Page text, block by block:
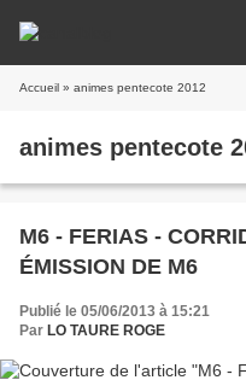
Accueil » animes pentecote 2012
animes pentecote
M6 - FERIAS -
ÉMISSION DE M6
Publié le 05/06/2013 à 15:21
Par LO TAURE ROGE